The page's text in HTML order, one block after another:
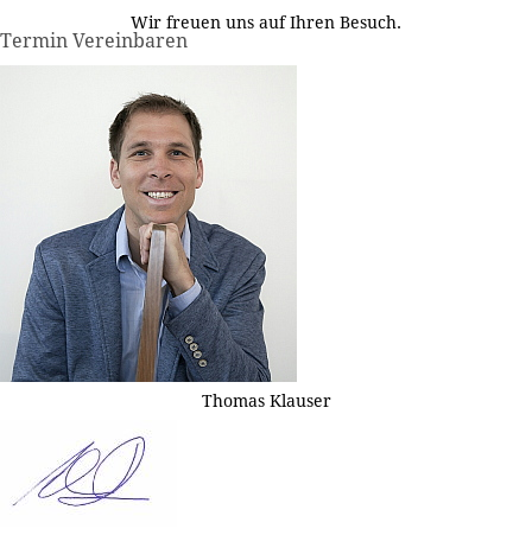
Wir freuen uns auf Ihren Besuch.
Termin Vereinbaren
Thomas Klauser